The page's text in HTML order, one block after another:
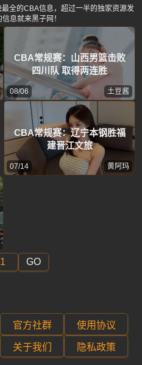
全的CBA信息，超过一半的独家资源发
息就来黑子网！
CBA常规赛：山西男篮击败
四川队 取得两连胜
08/06 土豆酱
CBA常规赛：辽宁本钢胜福
建晋江文旅
07/14 黄阿玛
GO
官方社群
使用协议
关于我们 隐私政策